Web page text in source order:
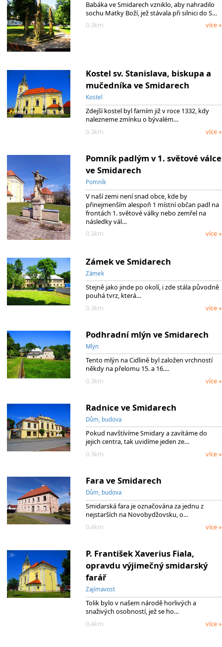
Babáka ve Smidarech vzniklo, aby nahradilo
sochu Matky Boží, jež stávala při silnici do S…
0.3km
více »
Kostel sv. Stanislava, biskupa a
mučedníka ve Smidarech
Kostel
Zdejší kostel byl farním již v roce 1332, kdy
nalezneme zmínku o bývalém…
0.3km
více »
Pomník padlým v 1. světové válce
ve Smidarech
Pomník
V naší zemi není snad obce, kde by
přinejmenším alespoň 1 místní občan padl na
frontách 1. světové války nebo zemřel na
následky vál…
0.3km
více »
Zámek ve Smidarech
Zámek
Stejně jako jinde po okolí, i zde stála původně
pouhá tvrz, která…
0.3km
více »
Podhradní mlýn ve Smidarech
Mlýn
Tento mlýn na Cidlině byl založen vrchností
někdy na přelomu 15. a 16.…
0.3km
více »
Radnice ve Smidarech
Dům, budova
Pokud navštívíme Smidary a zavítáme do
jejich centra, tak uvidíme jeden ze…
0.3km
více »
Fara ve Smidarech
Dům, budova
Smidarská fara je označována za jednu z
nejstarších na Novobydžovsku, o…
0.4km
více »
P. František Xaverius Fiala,
opravdu výjimečný smidarský
farář
Zajímavost
Tolik bylo v našem národě horlivých a
snaživých osobností, jež se ho…
0.4km
více »